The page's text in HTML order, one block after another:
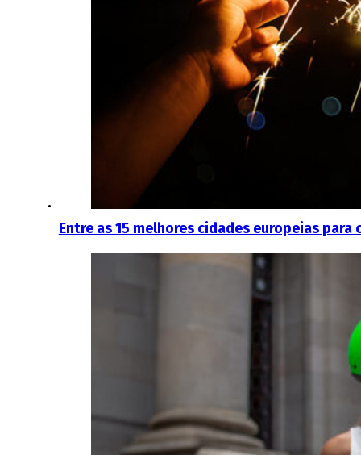
Entre as 15 melhores cidades europeias